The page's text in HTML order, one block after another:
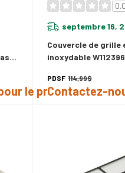
le prix
0.0
septembre 16,
Couvercle de grille
inoxydable
PDSF 114,99$
Contactez-